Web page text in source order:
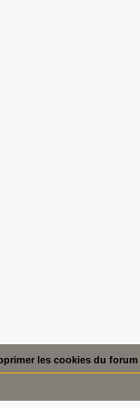
les cookies du forum